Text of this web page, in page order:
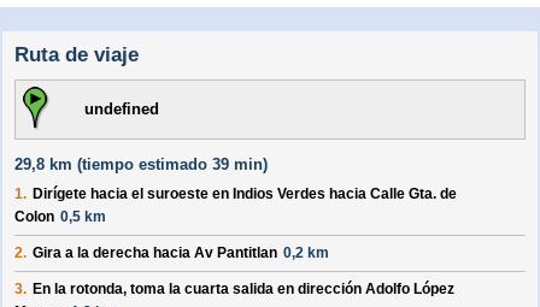
Ruta de viaje
undefined
29,8 km (tiempo estimado 39 min)
1. Dirígete hacia el suroeste en Indios Verdes hacia Calle Gta. de
Colon 0,5 km
2. Gira a la derecha hacia Av Pantitlan 0,2 km
3. En la rotonda, toma la cuarta salida en dirección Adolfo López